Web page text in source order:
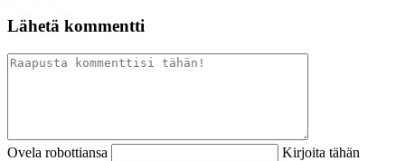
Lähetä kommentti
Ovela robottiansa
Kirjoita tähän